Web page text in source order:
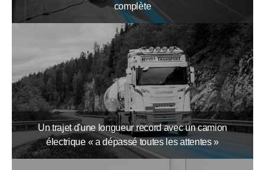
complète
Un trajet d'une longueur record avec un camion
électrique « a dépassé toutes les attentes »